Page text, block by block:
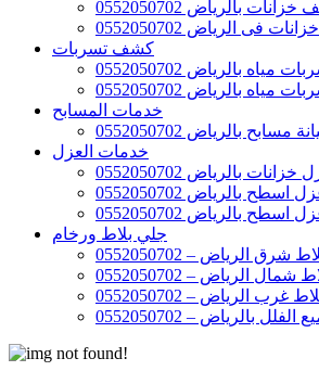
بالرياض 0552050702
فى الرياض 0552050702
كشف تسربات
بالرياض 0552050702
بالرياض 0552050702
خدمات المسابح
بالرياض 0552050702
خدمات العزل
بالرياض 0552050702
بالرياض 0552050702
بالرياض 0552050702
جلي بلاط ورخام
الرياض – 0552050702
الرياض – 0552050702
الرياض – 0552050702
بالرياض – 0552050702